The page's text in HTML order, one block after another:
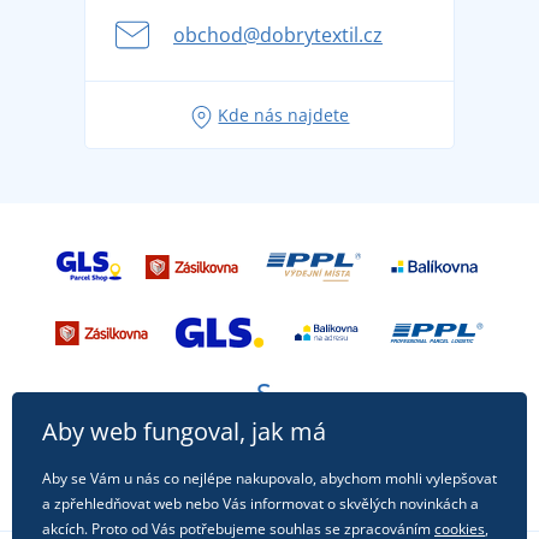
se na dovolenou bez starostí
obchod@dobrytextil.cz
Kde nás najdete
Aby web fungoval, jak má
Aby se Vám u nás co nejlépe nakupovalo, abychom mohli vylepšovat
a zpřehledňovat web nebo Vás informovat o skvělých novinkách a
akcích. Proto od Vás potřebujeme souhlas se zpracovánímcookies,